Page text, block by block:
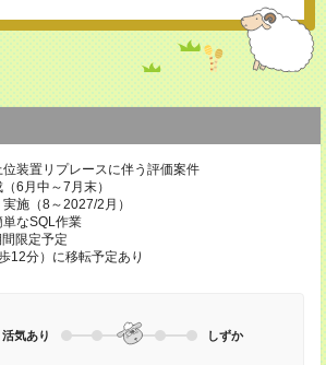
装置リプレースに伴う評価案件
6月中～7月末）
施（8～2027/2月）
単なSQL作業
限定予定
12分）に移転予定あり
活気あり しずか